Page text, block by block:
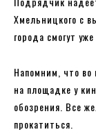
Хмельницкого с
города смогут
Напомним, что во
на площадке у
обозрения. Все
прокатиться.